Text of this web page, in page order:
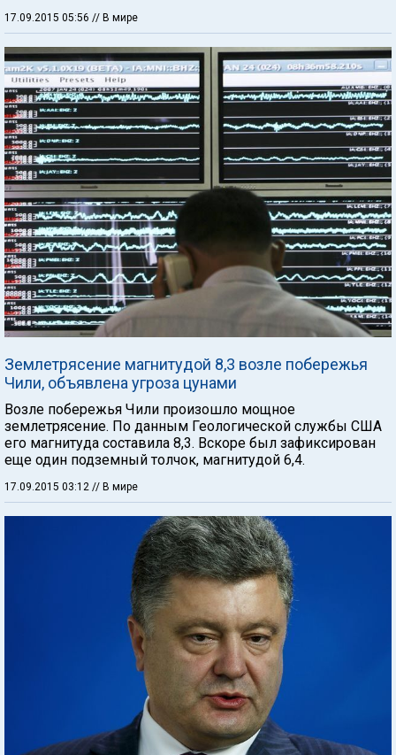
17.09.2015 05:56 // В мире
Землетрясение магнитудой 8,3 возле побережья
Чили, объявлена угроза цунами
Возле побережья Чили произошло мощное
землетрясение. По данным Геологической службы США
его магнитуда составила 8,3. Вскоре был зафиксирован
еще один подземный толчок, магнитудой 6,4.
17.09.2015 03:12 // В мире